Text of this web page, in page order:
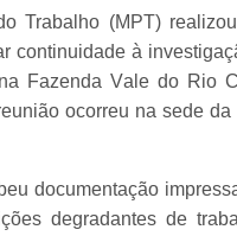
Trabalho (MPT)
continuidade à
Fazenda Vale do Rio
ocorreu na sede
documentação
degradantes de